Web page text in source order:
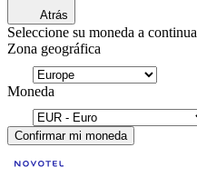
Atrás
Seleccione su moneda a
Zona geográfica
Moneda
Confirmar mi moneda